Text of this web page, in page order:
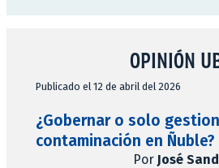
OPINIÓN
Publicado el 12 de abril del 2026
¿Gobernar o solo
contaminación en Ñuble?
Por José